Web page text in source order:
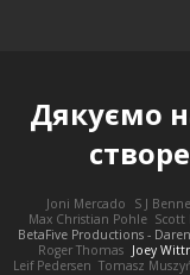
Дякуємо
Joni Mercado S J
Max Christian Pohle Scott
BetaFive Productions -
Roger Thomas Joey
Leif Pedersen Tomasz